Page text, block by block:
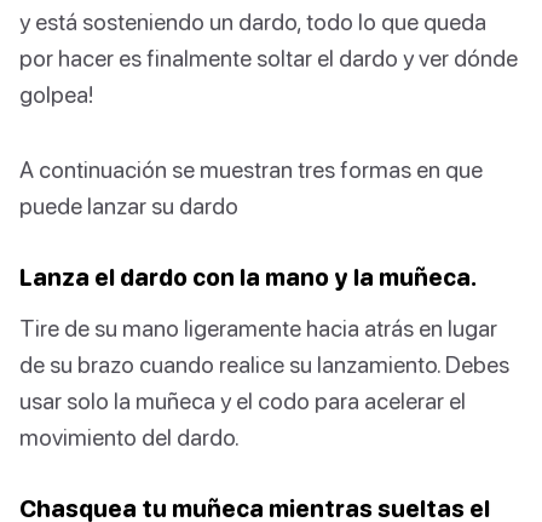
y está sosteniendo un dardo, todo lo que queda
por hacer es finalmente soltar el dardo y ver dónde
golpea!
A continuación se muestran tres formas en que
puede lanzar su dardo
Lanza el dardo con la mano y la muñeca.
Tire de su mano ligeramente hacia atrás en lugar
de su brazo cuando realice su lanzamiento. Debes
usar solo la muñeca y el codo para acelerar el
movimiento del dardo.
Chasquea tu muñeca mientras sueltas el